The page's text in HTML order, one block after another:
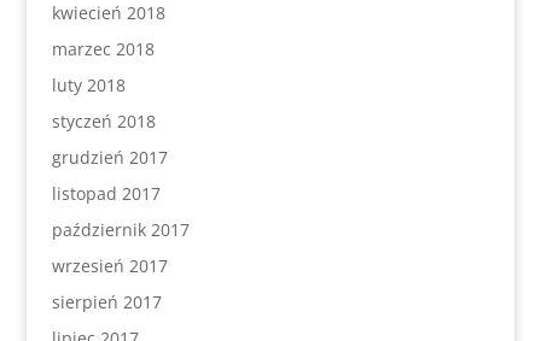
kwiecień 2018
marzec 2018
luty 2018
styczeń 2018
grudzień 2017
listopad 2017
październik 2017
wrzesień 2017
sierpień 2017